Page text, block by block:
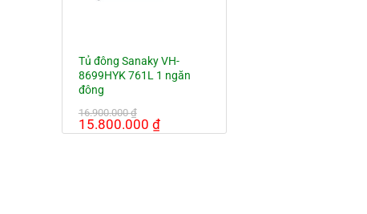
Tủ đông Sanaky VH-
8699HYK 761L 1 ngăn
đông
16.900.000₫
Giá
gốc
15.800.000 ₫Giá
hiện